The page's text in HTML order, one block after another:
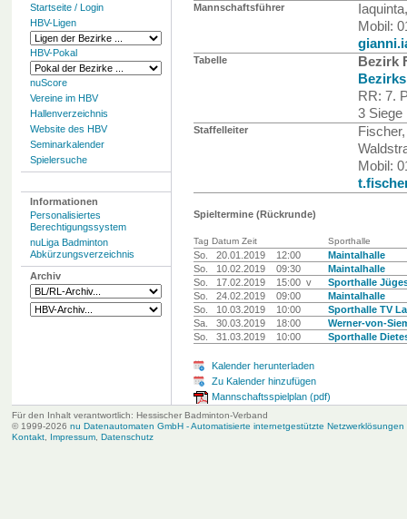
Startseite / Login
HBV-Ligen
HBV-Pokal
nuScore
Vereine im HBV
Hallenverzeichnis
Website des HBV
Seminarkalender
Spielersuche
Informationen
Personalisiertes
Berechtigungssystem
nuLiga Badminton
Abkürzungsverzeichnis
Archiv
Mannschaftsführer
Mobil:
Tabelle
Bezirk
RR: 7.
3 Siege
Staffelleiter
Mobil:
Spieltermine (Rückrunde)
Tag Datum Zeit Sporthalle
So. 20.01.2019 12:00
Maintalhalle
So.
10.02.2019 09:30
Maintalhalle
So.
17.02.2019 15:00 v
Sporthalle
So.
24.02.2019 09:00
Maintalhalle
So.
10.03.2019 10:00
Sporthalle TV
Sa.
30.03.2019 18:00
Werner-von-
So.
31.03.2019 10:00 Sporthalle
Kalender herunterladen
Zu Kalender hinzufügen
Mannschaftsspielplan (pdf)
Für den Inhalt verantwortlich: Hessischer Badminton-Verband
© 1999-2026 nu Datenautomaten GmbH - Automatisierte internetgestützte Netzwerklösungen
Kontakt, Impressum, Datenschutz